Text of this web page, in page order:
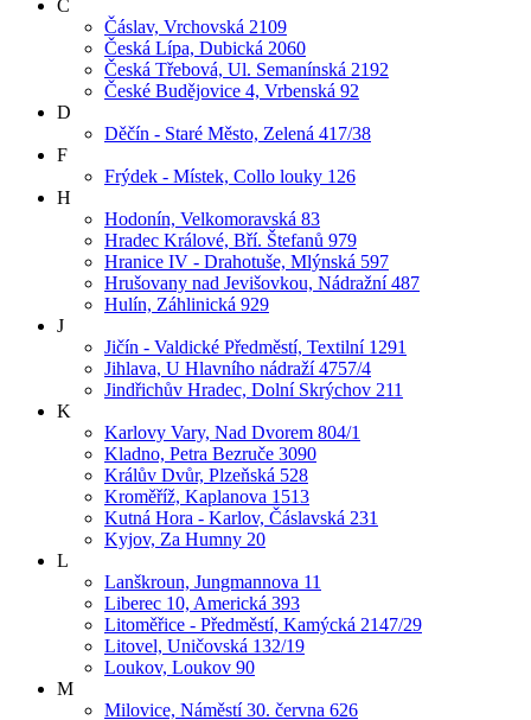
Č
Čáslav, Vrchovská 2109
Česká Lípa, Dubická 2060
Česká Třebová, Ul. Semanínská 2192
České Budějovice 4, Vrbenská 92
D
Děčín - Staré Město, Zelená 417/38
F
Frýdek - Místek, Collo louky 126
H
Hodonín, Velkomoravská 83
Hradec Králové, Bří. Štefanů 979
Hranice IV - Drahotuše, Mlýnská 597
Hrušovany nad Jevišovkou, Nádražní 487
Hulín, Záhlinická 929
J
Jičín - Valdické Předměstí, Textilní 1291
Jihlava, U Hlavního nádraží 4757/4
Jindřichův Hradec, Dolní Skrýchov 211
K
Karlovy Vary, Nad Dvorem 804/1
Kladno, Petra Bezruče 3090
Králův Dvůr, Plzeňská 528
Kroměříž, Kaplanova 1513
Kutná Hora - Karlov, Čáslavská 231
Kyjov, Za Humny 20
L
Lanškroun, Jungmannova 11
Liberec 10, Americká 393
Litoměřice - Předměstí, Kamýcká 2147/29
Litovel, Uničovská 132/19
Loukov, Loukov 90
M
Milovice, Náměstí 30. června 626